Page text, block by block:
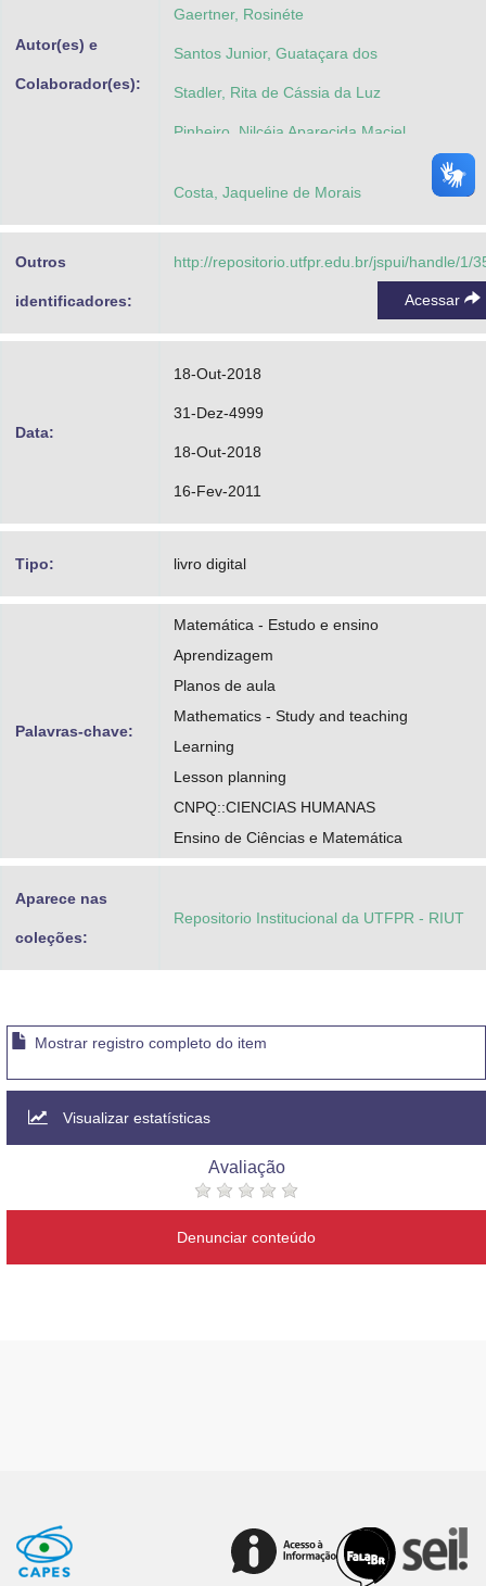
Autor(es) e
Colaborador(es):
Gaertner, Rosinéte
Santos Junior, Guataçara dos
Stadler, Rita de Cássia da Luz
Pinheiro, Nilcéia Aparecida Maciel
Costa, Jaqueline de Morais
Outros
identificadores:
http://repositorio.utfpr.edu.br/jspui/handle/1/
Acessar
Data:
18-Out-2018
31-Dez-4999
18-Out-2018
16-Fev-2011
Tipo: livro digital
Palavras-chave:
Matemática - Estudo e ensino
Aprendizagem
Planos de aula
Mathematics - Study and teaching
Learning
Lesson planning
CNPQ::CIENCIAS HUMANAS
Ensino de Ciências e Matemática
Aparece nas
coleções:
Repositorio Institucional da UTFPR - RIUT
Mostrar registro completo do item
Visualizar estatísticas
Avaliação
Denunciar conteúdo